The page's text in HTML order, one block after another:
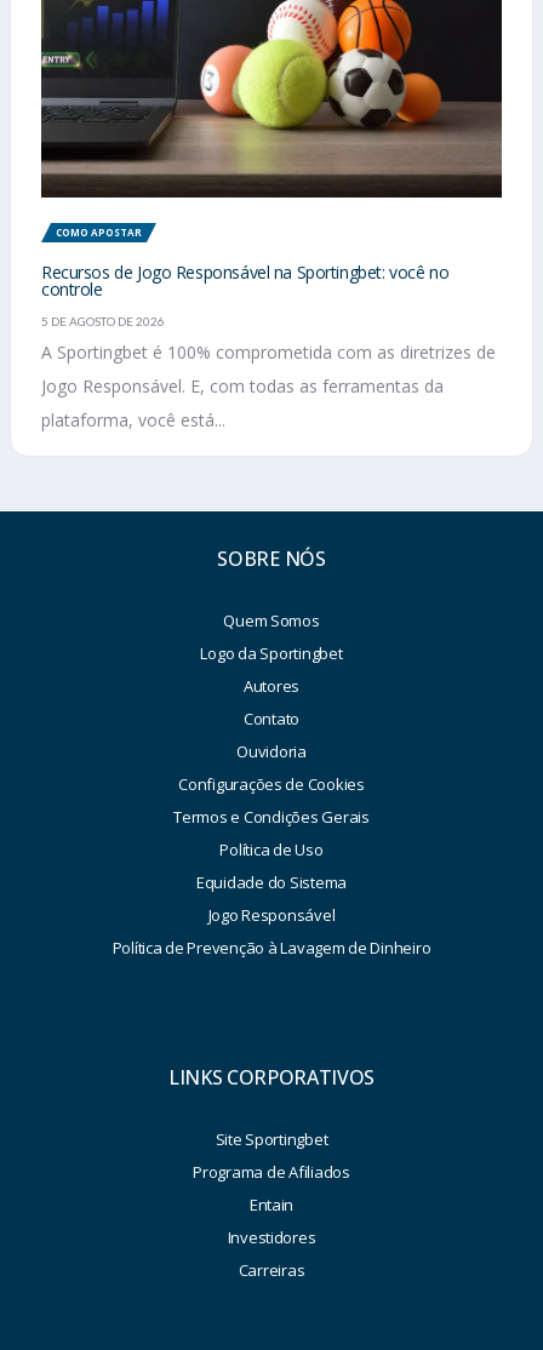
COMO APOSTAR
Recursos de Jogo Responsável na Sportingbet: você no
controle
5 DE AGOSTO DE 2026
A Sportingbet é 100% comprometida com as diretrizes de
Jogo Responsável. E, com todas as ferramentas da
plataforma, você está...
SOBRE NÓS
Quem Somos
Logo da Sportingbet
Autores
Contato
Ouvidoria
Configurações de Cookies
Termos e Condições Gerais
Política de Uso
Equidade do Sistema
Jogo Responsável
Política de Prevenção à Lavagem de Dinheiro
LINKS CORPORATIVOS
Site Sportingbet
Programa de Afiliados
Entain
Investidores
Carreiras